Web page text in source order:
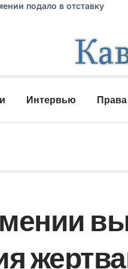
подало в отставку
Интервью Права